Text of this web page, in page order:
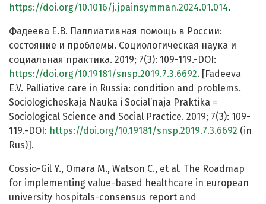
https://doi.org/10.1016/j.jpainsymman.2024.01.014.
Фадеева Е.В. Паллиативная помощь в России:
состояние и проблемы. Социологическая наука и
социальная практика. 2019; 7(3): 109-119.-DOI:
https://doi.org/10.19181/snsp.2019.7.3.6692. [Fadeeva
E.V. Palliative care in Russia: condition and problems.
Sociologicheskaja Nauka i Social’naja Praktika =
Sociological Science and Social Practice. 2019; 7(3): 109-
119.-DOI: https://doi.org/10.19181/snsp.2019.7.3.6692 (in
Rus)].
Cossio-Gil Y., Omara M., Watson C., et al. The Roadmap
for implementing value-based healthcare in european
university hospitals-consensus report and